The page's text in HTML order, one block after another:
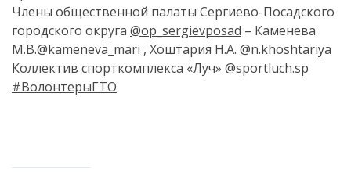
Члены общественной палаты Сергиево-Посадского
городского округа @op_sergievposad – Каменева
М.В.@kameneva_mari , Хоштария Н.А. @n.khoshtariya
Коллектив спорткомплекса «Луч» @sportluch.sp
#ВолонтерыГТО